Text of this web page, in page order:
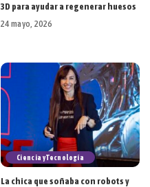
3D para ayudar a regenerar huesos
24 mayo, 2026
Ciencia y Tecnología
La chica que soñaba con robots y